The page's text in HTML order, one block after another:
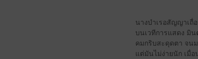
นางบำเรอสัญญาเถื่
บนเวทีการแสดง มิน
คมกริบสะดุดตา จน
แต่มันไม่ง่ายนัก เมื่